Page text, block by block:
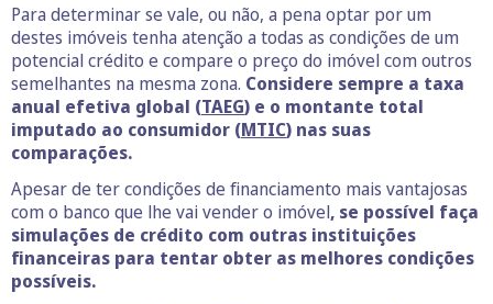
Para determinar se vale, ou não, a pena optar por um
destes imóveis tenha atenção a todas as condições de um
potencial crédito e compare o preço do imóvel com outros
semelhantes na mesma zona. Considere sempre a taxa
anual efetiva global (TAEG) e o montante total
imputado ao consumidor (MTIC) nas suas
comparações.
Apesar de ter condições de financiamento mais vantajosas
com o banco que lhe vai vender o imóvel, se possível faça
simulações de crédito com outras instituições
financeiras para tentar obter as melhores condições
possíveis.